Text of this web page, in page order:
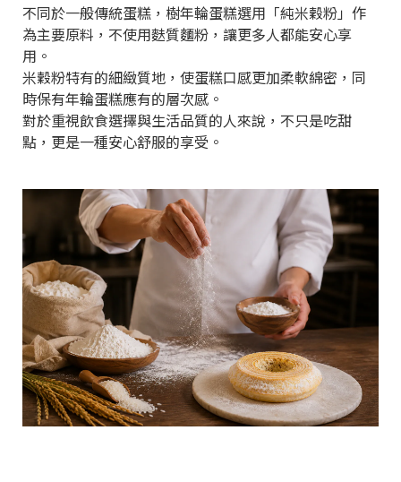
不同於一般傳統蛋糕，樹年輪蛋糕選用「純米穀粉」作
為主要原料，不使用麩質麵粉，讓更多人都能安心享
用。
米穀粉特有的細緻質地，使蛋糕口感更加柔軟綿密，同
時保有年輪蛋糕應有的層次感。
對於重視飲食選擇與生活品質的人來說，不只是吃甜
點，更是一種安心舒服的享受。